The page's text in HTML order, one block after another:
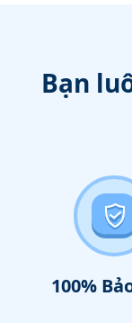
Bạn
100%